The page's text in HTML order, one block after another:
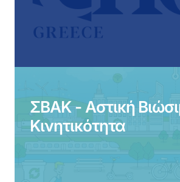
ΣΒΑΚ - Αστική
Κινητικότητα